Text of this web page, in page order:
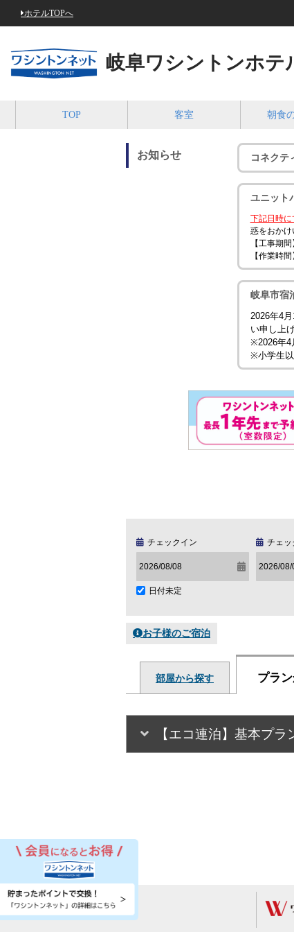
ホテルTOPへ
岐阜ワシントンホテ
TOP 客室 朝食
お知らせ コネクテ
ユニット
下記日時に
惑をおかけ
【工事期
【作業時
岐阜市宿
2026年4
い申し上
※2026年4
※小学生以
チェックイン チェッ
日付未定
お子様のご宿泊
部屋から探す プラ
【エコ連泊】基本プラ